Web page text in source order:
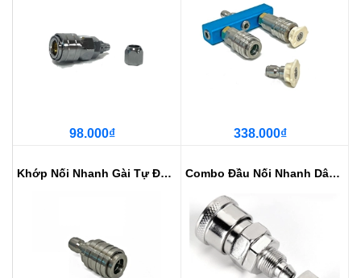
98.000₫ 338.000₫
Khớp Nối Nhanh Gài Tự Động 1/4 -... Combo Đầu Nối Nhanh Dây Hơi 6,5x...